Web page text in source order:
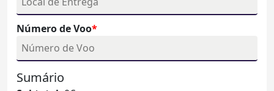
Número de Voo
Sumário